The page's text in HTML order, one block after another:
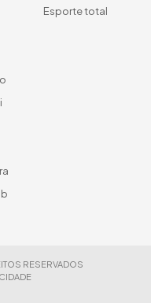
Esporte total
RESERVADOS